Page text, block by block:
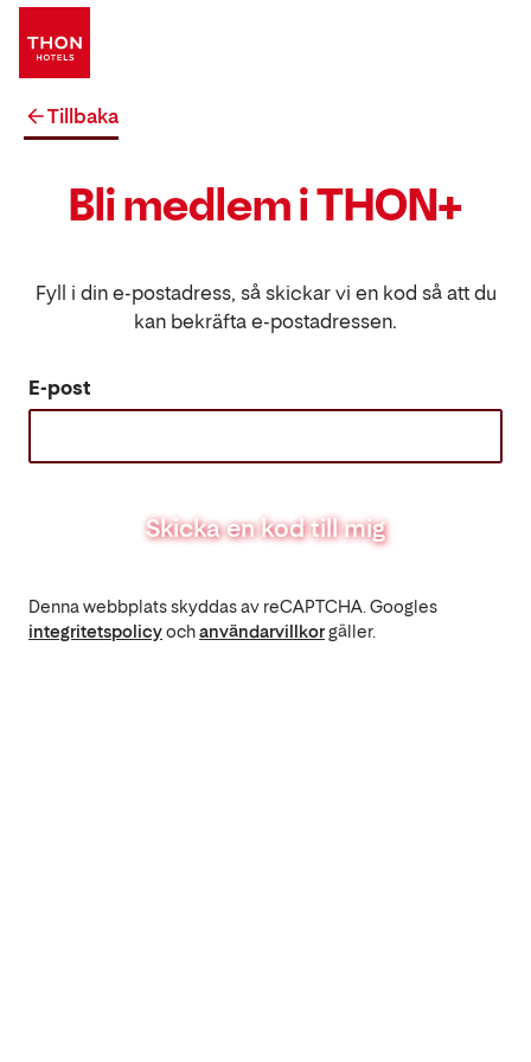
Tillbaka
Bli medlem i THON+
Fyll i din e-postadress, så skickar vi en kod så att du
kan bekräfta e-postadressen.
E-post
Skicka en kod till mig
Denna webbplats skyddas av reCAPTCHA. Googles
integritetspolicyochanvändarvillkorgäller.